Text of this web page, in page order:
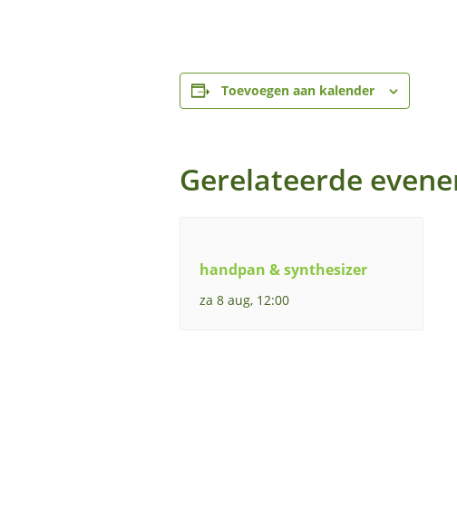
Toevoegen aan kalender
Gerelateerde
handpan & synthesizer
za 8 aug, 12:00